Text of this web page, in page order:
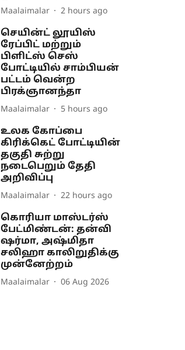
Maalaimalar 2 hours ago
செயின்ட் லூயிஸ்
ரேப்பிட் மற்றும்
பிளிட்ஸ் செஸ்
போட்டியில் சாம்பியன்
பட்டம் வென்ற
பிரக்ஞானந்தா
Maalaimalar 5 hours ago
உலக கோப்பை
கிரிக்கெட் போட்டியின்
தகுதி சுற்று
நடைபெறும் தேதி
அறிவிப்பு
Maalaimalar 22 hours ago
கொரியா மாஸ்டர்ஸ்
பேட்மிண்டன்: தன்வி
ஷர்மா, அஷ்மிதா
சலிஹா காலிறுதிக்கு
முன்னேற்றம்
Maalaimalar 06 Aug 2026